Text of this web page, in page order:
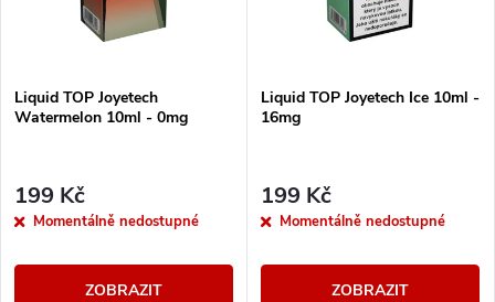
Liquid TOP Joyetech
Watermelon 10ml - 0mg
199 Kč
Momentálně nedostupné
ZOBRAZIT
Liquid TOP Joyetech Ice 10ml -
16mg
199 Kč
Momentálně nedostupné
ZOBRAZIT